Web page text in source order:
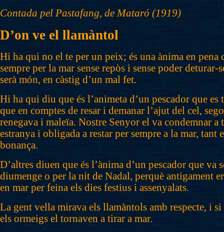
Contada pel Pastafang, de Mataró (1919)
D’on ve el llamàntol
Hi ha qui no el te per un peix; és una ànima en pena
sempre per la mar sense repòs i sense poder deturar-
serà món, en càstig d’un mal fet.
Hi ha qui diu que és l’animeta d’un pescador que
que en comptes de resar i demanar l’ajut del cel,
renegava i maleïa. Nostre Senyor el va condemnar a
estranya i obligada a restar per sempre a la mar, tant
bonança.
D’altres diuen que és l’ànima d’un pescador que va
diumenge o per la nit de Nadal, perquè antigament
en mar per feina els dies festius i assenyalats.
La gent vella mirava els llamàntols amb respecte, i
els ormeigs el tornaven a tirar a mar.